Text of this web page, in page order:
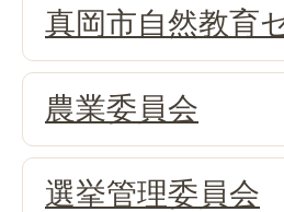
真岡市自然教育
農業委員会
選挙管理委員会